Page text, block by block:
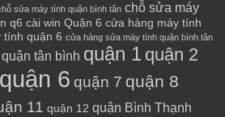
sửa máy tính quận bình tân chỗ sửa máy
q6 cài win Quận 6 cửa hàng máy tính
tính quận 6 cửa hàng sửa máy tính quận bình tân
tân bình quận 1 quận 2
quận 6 quận 7 quận 8
11 quận 12 quận Bình Thạnh